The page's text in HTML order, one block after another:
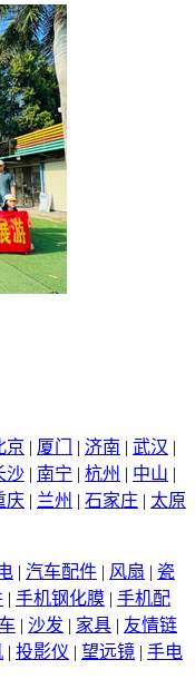
京 | 厦门 | 济南 | 武汉 |
沙 | 南宁 | 杭州 | 中山 |
庆 | 兰州 | 石家庄 | 太原
| 汽车配件 | 风扇 | 瓷
| 手机钢化膜 | 手机配
| 沙发 | 家具 | 友情链
| 投影仪 | 望远镜 | 手电